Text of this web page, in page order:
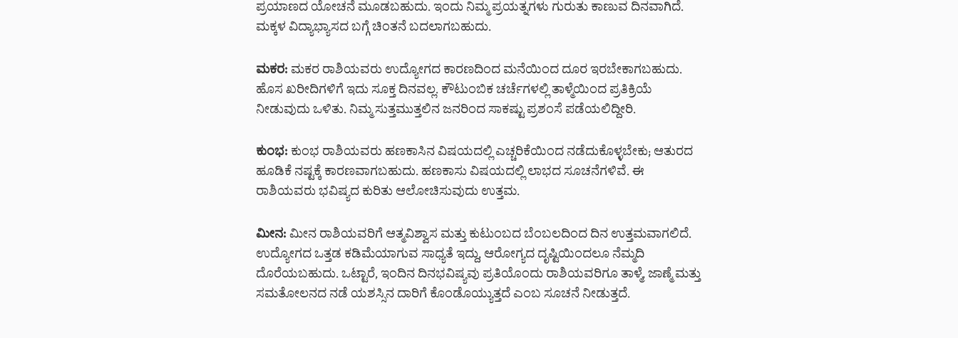
ಪ್ರಯಾಣದ ಯೋಚನೆ ಮೂಡಬಹುದು. ಇಂದು ನಿಮ್ಮ ಪ್ರಯತ್ನಗಳು ಗುರುತು ಕಾಣುವ ದಿನವಾಗಿದೆ.
ಮಕ್ಕಳ ವಿದ್ಯಾಭ್ಯಾಸದ ಬಗ್ಗೆ ಚಿಂತನೆ ಬದಲಾಗಬಹುದು.
ಮಕರ:ಮಕರ ರಾಶಿಯವರು ಉದ್ಯೋಗದ ಕಾರಣದಿಂದ ಮನೆಯಿಂದ ದೂರ ಇರಬೇಕಾಗಬಹುದು.
ಹೊಸ ಖರೀದಿಗಳಿಗೆ ಇದು ಸೂಕ್ತ ದಿನವಲ್ಲ. ಕೌಟುಂಬಿಕ ಚರ್ಚೆಗಳಲ್ಲಿ ತಾಳ್ಮೆಯಿಂದ ಪ್ರತಿಕ್ರಿಯೆ
ನೀಡುವುದು ಒಳಿತು. ನಿಮ್ಮ ಸುತ್ತಮುತ್ತಲಿನ ಜನರಿಂದ ಸಾಕಷ್ಟು ಪ್ರಶಂಸೆ ಪಡೆಯಲಿದ್ದೀರಿ.
ಕುಂಭ:ಕುಂಭ ರಾಶಿಯವರು ಹಣಕಾಸಿನ ವಿಷಯದಲ್ಲಿ ಎಚ್ಚರಿಕೆಯಿಂದ ನಡೆದುಕೊಳ್ಳಬೇಕು; ಆತುರದ
ಹೂಡಿಕೆ ನಷ್ಟಕ್ಕೆ ಕಾರಣವಾಗಬಹುದು. ಹಣಕಾಸು ವಿಷಯದಲ್ಲಿ ಲಾಭದ ಸೂಚನೆಗಳಿವೆ. ಈ
ರಾಶಿಯವರು ಭವಿಷ್ಯದ‌ ಕುರಿತು ಆಲೋಚಿಸುವುದು ಉತ್ತಮ.
ಮೀನ:ಮೀನ ರಾಶಿಯವರಿಗೆ ಆತ್ಮವಿಶ್ವಾಸ ಮತ್ತು ಕುಟುಂಬದ ಬೆಂಬಲದಿಂದ ದಿನ ಉತ್ತಮವಾಗಲಿದೆ.
ಉದ್ಯೋಗದ ಒತ್ತಡ ಕಡಿಮೆಯಾಗುವ ಸಾಧ್ಯತೆ ಇದ್ದು, ಆರೋಗ್ಯದ ದೃಷ್ಟಿಯಿಂದಲೂ ನೆಮ್ಮದಿ
ದೊರೆಯಬಹುದು. ಒಟ್ಟಾರೆ, ಇಂದಿನ ದಿನಭವಿಷ್ಯವು ಪ್ರತಿಯೊಂದು ರಾಶಿಯವರಿಗೂ ತಾಳ್ಮೆ, ಜಾಣ್ಮೆ ಮತ್ತು
ಸಮತೋಲನದ ನಡೆ ಯಶಸ್ಸಿನ ದಾರಿಗೆ ಕೊಂಡೊಯ್ಯುತ್ತದೆ ಎಂಬ ಸೂಚನೆ ನೀಡುತ್ತದೆ.